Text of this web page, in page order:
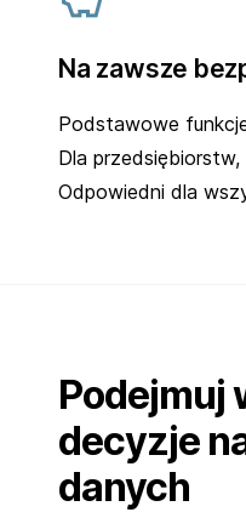
Na zawsze
Podstawowe
Dla
Odpowiedni dla
Podejmuj
decyzje
danych